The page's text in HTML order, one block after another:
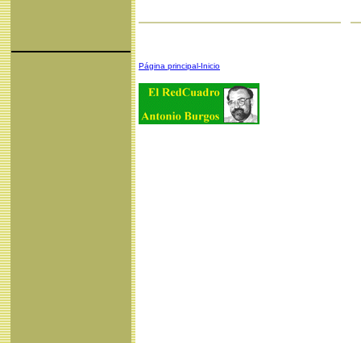
Página principal-Inicio